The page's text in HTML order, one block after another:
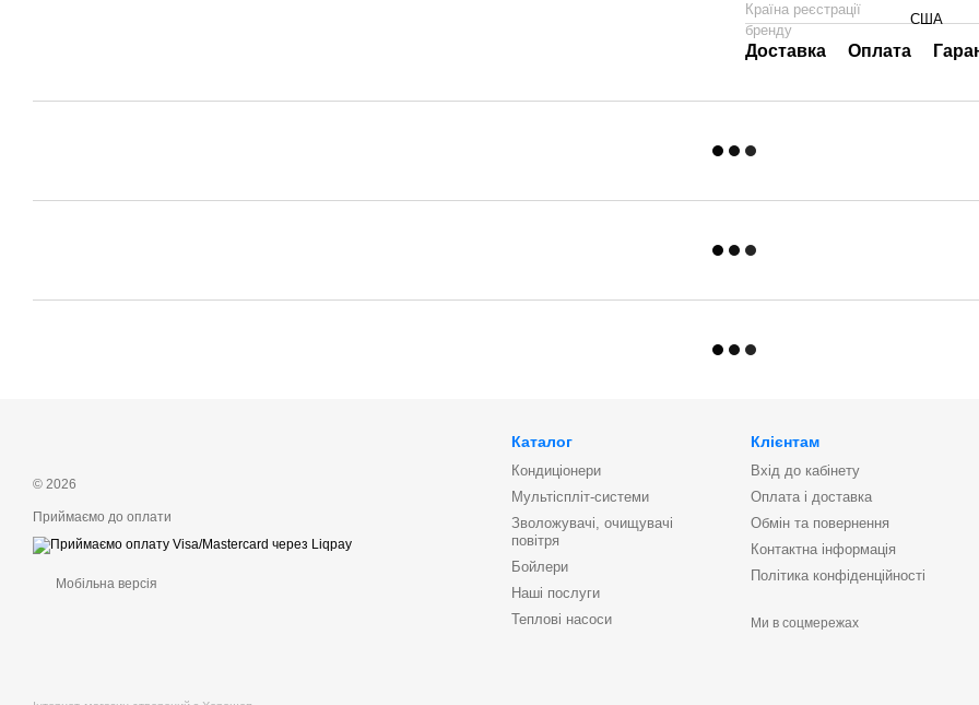
Країна реєстрації
бренду
США
Доставка Оплата
© 2026
Приймаємо до оплати
Мобільна версія
Каталог
Кондиціонери
Мультіспліт-системи
Зволожувачі, очищувачі
повітря
Бойлери
Наші послуги
Теплові насоси
Клієнтам
Вхід до кабінету
Оплата і доставка
Обмін та повернення
Контактна інформація
Політика конфіденційності
Ми в соцмережах